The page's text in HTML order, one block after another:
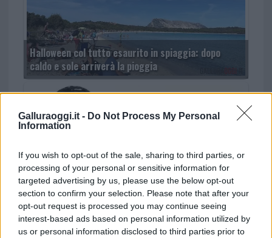
Galluraoggi.it - Do Not Process My Personal
Information
If you wish to opt-out of the sale, sharing to third parties, or
processing of your personal or sensitive information for
targeted advertising by us, please use the below opt-out
section to confirm your selection. Please note that after your
opt-out request is processed you may continue seeing
interest-based ads based on personal information utilized by
us or personal information disclosed to third parties prior to
Halloween col tutto esaurito in spiaggia: dopo
caldo e sole arriverà la pioggia
Ognissanti in musica: Malika Ayane e Nomadi sul
palco a San Teodoro